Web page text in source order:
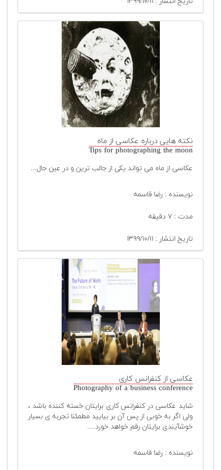
نکته هایی درباره عکاسی از ماه
Tips for photographing the moon
عکاسی از ماه می تواند یکی از جالب ترین و در عین حال...
نویسنده : رضا قاسمه
مدت : ۷ دقیقه
تاریخ انتشار : ۱۳۹۹/۱۰/۱۱
عکاسی از کنفرانس کاری
Photography of a business conference
شاید عکاسی در کنفرانس کاری برایتان خسته کننده باشد ،
ولی اگر به خوبی از پس آن بر بیایید مطمئنا تجربه‌ ی بسیار
خوشآیندی برایتان رقم خواهد خورد....
نویسنده : رضا قاسمه